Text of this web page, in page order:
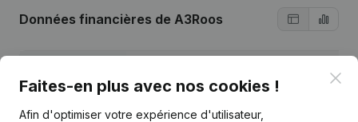
Données financières de A3Roos
Bénéfices/pertes 73 647 € 75 607
Faites-en plus avec nos cookies !
Afin d'optimiser votre expérience d'utilisateur,